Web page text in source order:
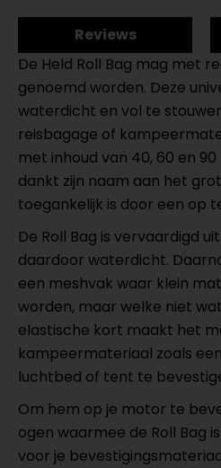
Reviews
De Held Roll Bag mag met
genoemd worden. Deze
waterdicht en vol te
reisbagage of
met inhoud van 40, 60 en 90
dankt zijn naam aan het
toegankelijk is door een op
De Roll Bag is vervaardigd
daardoor waterdicht.
een meshvak waar klein
worden, maar welke niet
elastische kort maakt het
kampeermateriaal zoals
luchtbed of tent te
Om hem op je motor te
ogen waarmee de Roll Bag
voor je